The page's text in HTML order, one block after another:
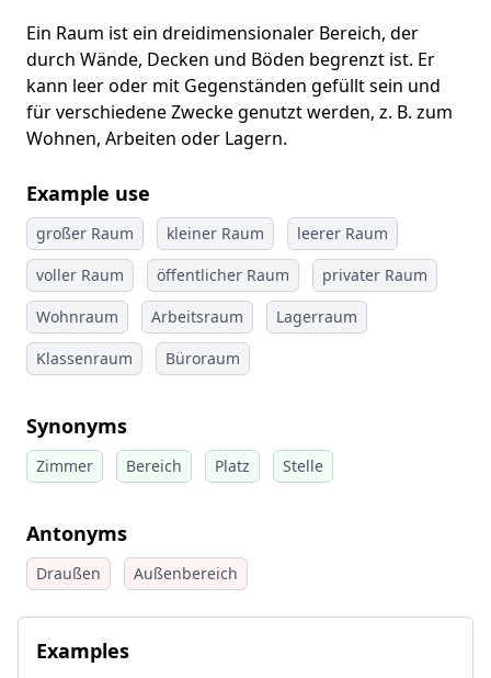
Ein Raum ist ein dreidimensionaler Bereich, der
durch Wände, Decken und Böden begrenzt ist. Er
kann leer oder mit Gegenständen gefüllt sein und
für verschiedene Zwecke genutzt werden, z. B. zum
Wohnen, Arbeiten oder Lagern.
Example use
großer Raum kleiner Raum
leerer Raum
voller Raum
öffentlicher Raum
privater Raum
Wohnraum
Arbeitsraum
Lagerraum
Klassenraum
Büroraum
Synonyms
Zimmer Bereich Platz Stelle
Antonyms
Draußen Außenbereich
Examples